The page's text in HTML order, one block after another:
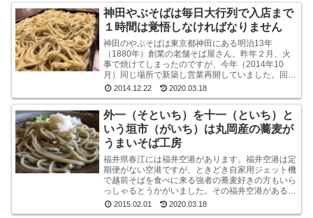
神田やぶそばは毎日大行列で入店まで
１時間は覚悟しなければなりません
神田のやぶそばは東京都神田にある明治13年
（1880年）創業の老舗そば屋さん。昨年２月、火
事で焼けてしまったのですが、今年（2014年10
月）同じ場所で新築し営業再開していました。回り
は高層ビルばかりという都内一等地に、ビルではな
く平屋のよ...
2014.12.22 2020.03.18
外一（そといち）を十一（といち）と
いう垣市（がいち）は丸岡産の蕎麦が
うまいそば工房
福井県春江には福井空港があります。福井空港は定
期便がない空港ですが、ときどき自家用ジェット機
で越前そばを食べに来る強者の蕎麦好きの方もいら
っしゃるとうかがいました。その福井空港がある春
江には、垣市（がいち）という小さなお蕎麦屋さん
があります...
2015.02.01 2020.03.18